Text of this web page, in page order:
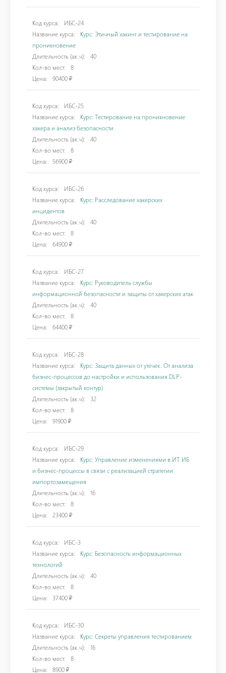
Код курса:
ИБС-24
Название курса:
Курс: Этичный хакинг и тестирование на
проникновение
Длительность (ак.ч):
40
Кол-во мест:
8
Цена:
90400 ₽
Код курса:
ИБС-25
Название курса:
Курс: Тестирование на проникновение
хакера и анализ безопасности
Длительность (ак.ч):
40
Кол-во мест:
8
Цена:
56900 ₽
Код курса:
ИБС-26
Название курса:
Курс: Расследование хакерских
инцидентов
Длительность (ак.ч):
40
Кол-во мест:
8
Цена:
64900 ₽
Код курса:
ИБС-27
Название курса:
Курс: Руководитель службы
информационной безопасности и защиты от хакерских атак
Длительность (ак.ч):
40
Кол-во мест:
8
Цена:
64400 ₽
Код курса:
ИБС-28
Название курса:
Курс: Защита данных от утечек. От анализа
бизнес-процессов до настройки и использования DLP-
системы (закрытый контур)
Длительность (ак.ч):
32
Кол-во мест:
8
Цена:
91900 ₽
Код курса:
ИБС-29
Название курса:
Курс: Управление изменениями в ИТ. ИБ
и бизнес-процессы в связи с реализацией стратегии
импортозамещения
Длительность (ак.ч):
16
Кол-во мест:
8
Цена:
23400 ₽
Код курса:
ИБС-3
Название курса:
Курс: Безопасность информационных
технологий
Длительность (ак.ч):
40
Кол-во мест:
8
Цена:
37400 ₽
Код курса:
ИБС-30
Название курса:
Курс: Секреты управления тестированием
Длительность (ак.ч):
16
Кол-во мест:
8
Цена:
8900 ₽